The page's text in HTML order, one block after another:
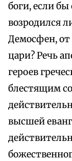
боги, если
возродился
Демосфен, от
цари? Речь
героев
блестящим
высшей